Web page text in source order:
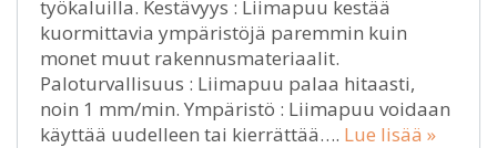
työkaluilla. Kestävyys : Liimapuu kestää
kuormittavia ympäristöjä paremmin kuin
monet muut rakennusmateriaalit.
Paloturvallisuus : Liimapuu palaa hitaasti,
noin 1 mm/min. Ympäristö : Liimapuu voidaan
käyttää uudelleen tai kierrättää…. Lue lisää »